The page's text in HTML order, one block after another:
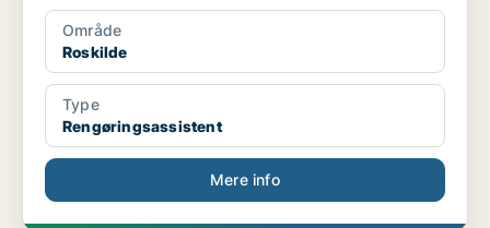
Område
Roskilde
Type
Rengøringsassistent
Mere info